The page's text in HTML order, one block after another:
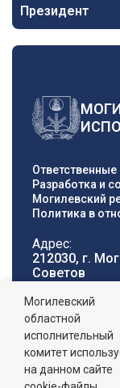
Президент
Ответственные
Разработка и
Могилевский
Политика в
Адрес:
212030, г.
Cоветов
Телефон
линии:
8 (0222) 71-
График
пн-пт: 8.00 -
Могилевский
областной
исполнительный
комитет
на данном сайте